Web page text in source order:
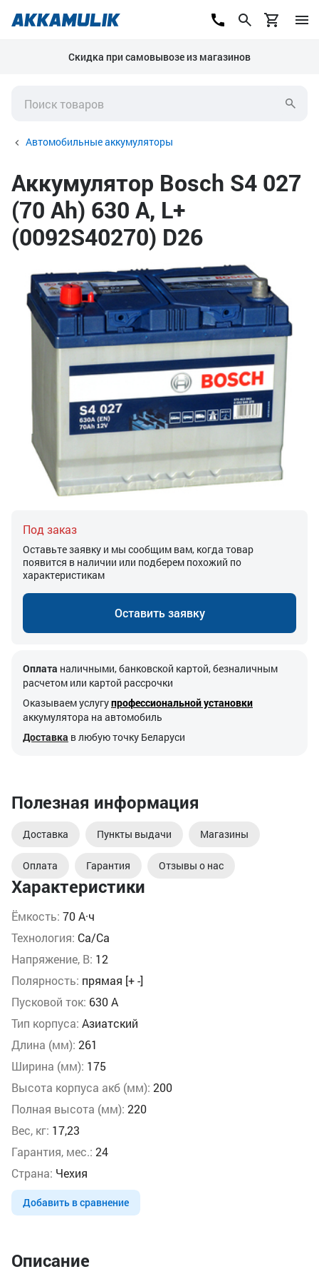
Скидка при самовывозе из магазинов
Автомобильные аккумуляторы
Аккумулятор Bosch S4 027
(70 Ah) 630 А, L+
(0092S40270) D26
Характеристики
Ёмкость: 70 А·ч
Технология: Ca/Ca
Напряжение, В: 12
Полярность: прямая [+ -]
Пусковой ток: 630 А
Тип корпуса: Азиатский
Длина (мм): 261
Ширина (мм): 175
Высота корпуса акб (мм): 200
Полная высота (мм): 220
Вес, кг: 17,23
Гарантия, мес.: 24
Страна: Чехия
Добавить в сравнение
Под заказ
Оставьте заявку и мы сообщим вам, когда товар
появится в наличии или подберем похожий по
характеристикам
Оставить заявку
Оплата наличными, банковской картой, безналичным
расчетом или картой рассрочки
Оказываем услугупрофессиональной установки
аккумулятора на автомобиль
Доставка в любую точку Беларуси
Полезная информация
Доставка Пункты выдачи Магазины
Оплата Гарантия Отзывы о нас
Описание